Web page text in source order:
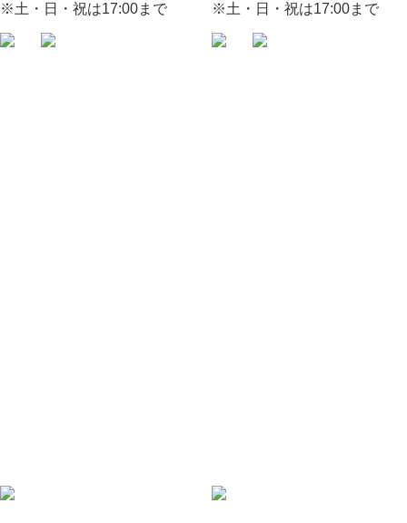
※土・日・祝は17:00まで ※土・日・祝は17:00まで